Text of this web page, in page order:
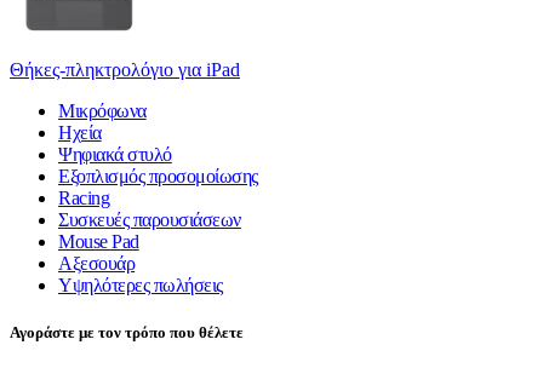
Θήκες-πληκτρολόγιο για iPad
Μικρόφωνα
Ηχεία
Ψηφιακά στυλό
Εξοπλισμός προσομοίωσης
Racing
Συσκευές παρουσιάσεων
Mouse Pad
Αξεσουάρ
Υψηλότερες πωλήσεις
Αγοράστε με τον τρόπο που θέλετε